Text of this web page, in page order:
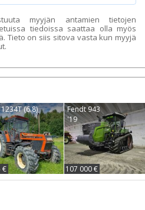
myyjän antamien tietojen
tiedoissa saattaa olla myös
Tieto on siis sitova vasta kun myyjä
(6.8)
€
Fendt 943
'19
107 000 €